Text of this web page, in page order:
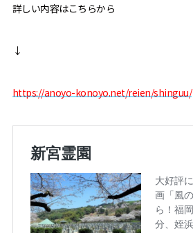
詳しい内容はこちらから
↓
https://anoyo-konoyo.net/reien/shinguu/